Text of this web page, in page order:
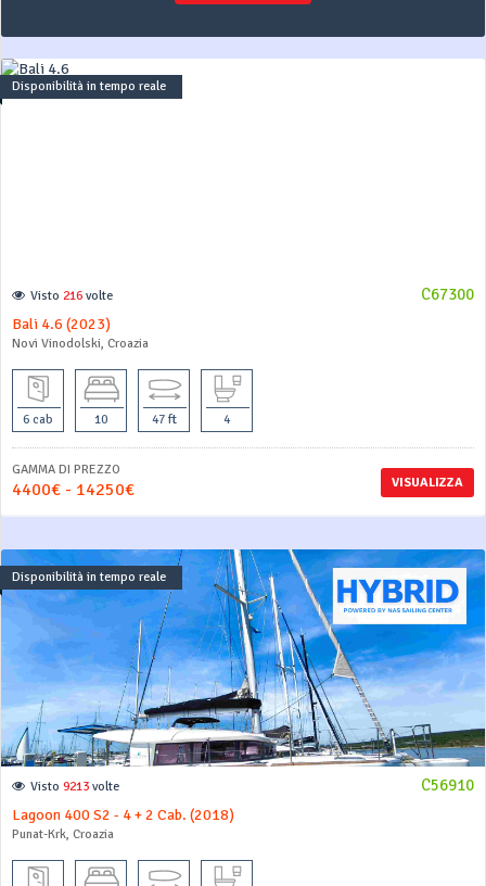
Disponibilità in tempo reale
C67300
Visto 216 volte
Bali 4.6 (2023)
Novi Vinodolski, Croazia
6 cab 10 47 ft 4
VISUALIZZA
GAMMA DI PREZZO
4400€ - 14250€
Disponibilità in tempo reale
C56910
Visto 9213 volte
Lagoon 400 S2 - 4 + 2 Cab. (2018)
Punat-Krk, Croazia